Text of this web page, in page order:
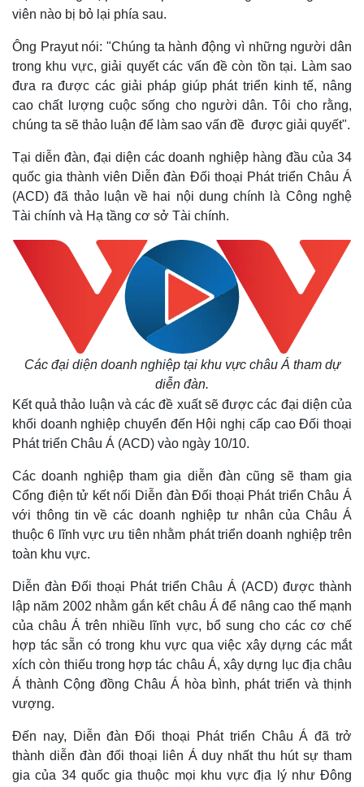
Thế giới
Quan sát
Cuộc sống đó đây
Hồ sơ
Multimedia
Ảnh
E-Magazine
viên nào bị bỏ lại phía sau.
Ông Prayut nói: "Chúng ta hành động vì những người dân
trong khu vực, giải quyết các vấn đề còn tồn tại. Làm sao
đưa ra được các giải pháp giúp phát triển kinh tế, nâng
cao chất lượng cuộc sống cho người dân. Tôi cho rằng,
chúng ta sẽ thảo luận để làm sao vấn đề được giải quyết".
Tại diễn đàn, đại diện các doanh nghiệp hàng đầu của 34
quốc gia thành viên Diễn đàn Đối thoại Phát triển Châu Á
(ACD) đã thảo luận về hai nội dung chính là Công nghệ
Tài chính và Hạ tầng cơ sở Tài chính.
Các đại diện doanh nghiệp tại khu vực châu Á tham dự
diễn đàn.
Kết quả thảo luận và các đề xuất sẽ được các đại diện của
khối doanh nghiệp chuyển đến Hội nghị cấp cao Đối thoại
Phát triển Châu Á (ACD) vào ngày 10/10.
Các doanh nghiệp tham gia diễn đàn cũng sẽ tham gia
Cổng điện tử kết nối Diễn đàn Đối thoại Phát triển Châu Á
với thông tin về các doanh nghiệp tư nhân của Châu Á
thuộc 6 lĩnh vực ưu tiên nhằm phát triển doanh nghiệp trên
toàn khu vực.
Diễn đàn Đối thoại Phát triển Châu Á (ACD) được thành
lập năm 2002 nhằm gắn kết châu Á để nâng cao thế mạnh
của châu Á trên nhiều lĩnh vực, bổ sung cho các cơ chế
hợp tác sẵn có trong khu vực qua việc xây dựng các mắt
xích còn thiếu trong hợp tác châu Á, xây dựng lục địa châu
Á thành Cộng đồng Châu Á hòa bình, phát triển và thịnh
vượng.
Đến nay, Diễn đàn Đối thoại Phát triển Châu Á đã trở
thành diễn đàn đối thoại liên Á duy nhất thu hút sự tham
gia của 34 quốc gia thuộc mọi khu vực địa lý như Đông